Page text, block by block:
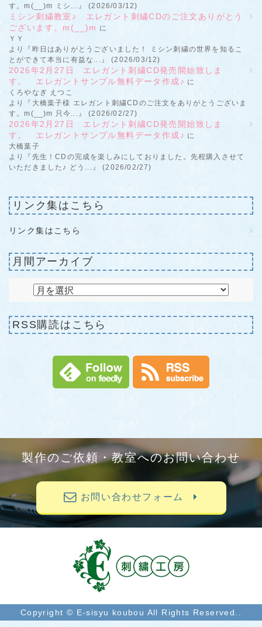
す。m(__)m ミシ...』 (2026/03/12)
ミシン刺繍教室♪ エレガント刺繍CDのご注文ありがとう
ございます。m(__)m に
ＹＹ
より『昨日はありがとうございました！ ミシン刺繍の世界を知るこ
とができて本当に有益な...』 (2026/03/12)
2026年2月27日 エレガント刺繍CD発売開始致しま
す。 エレガントサンプル無料データ作成♪ に
くろやなぎ えつこ
より『大橋葉子様 エレガント刺繍CDのご注文をありがとうございま
す。m(__)m 只今...』 (2026/02/27)
2026年2月27日 エレガント刺繍CD発売開始致しま
す。 エレガントサンプル無料データ作成♪ に
大橋葉子
より『先生！CDの完成を楽しみにしておりました。先程購入させて
いただきました♪ どう...』 (2026/02/27)
リンク集はこちら
リンク集はこちら
月間アーカイブ
RSS購読はこちら
製作のご依頼・教室へのお問い合わせ
お問い合わせフォーム
Copyright © E-sisyu koubou All Rights Reserved..